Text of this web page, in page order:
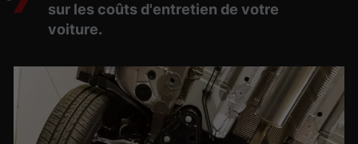
sur les coûts d'entretien de votre
voiture.